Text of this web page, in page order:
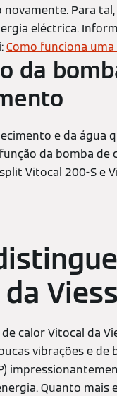
Para
eléctrica.
Como funciona
da
e da água
da bomba de
Vitocal 200-S e
de calor Vitocal da
vibrações e
Quanto mais